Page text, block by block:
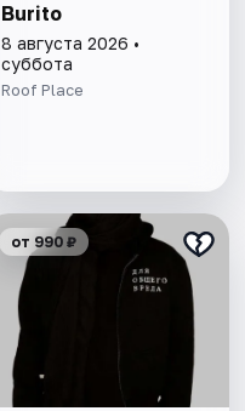
Burito
8 августа 2026 •
суббота
Roof Place
от 990 ₽